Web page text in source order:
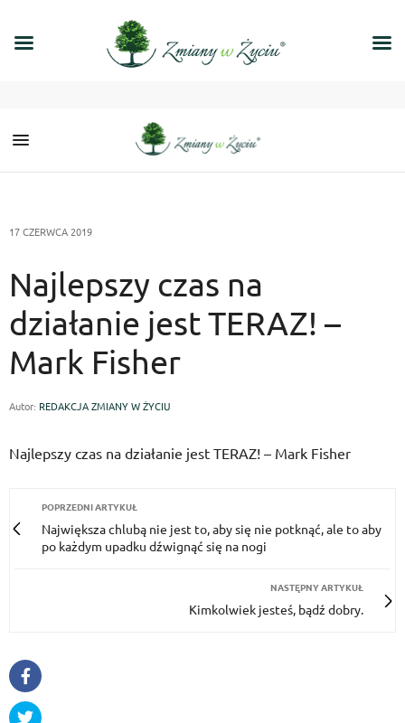
17 CZERWCA 2019
Najlepszy czas na
działanie jest TERAZ! –
Mark Fisher
Autor: REDAKCJA ZMIANY W ŻYCIU
Najlepszy czas na działanie jest TERAZ! – Mark Fisher
POPRZEDNI ARTYKUŁ
Największa chlubą nie jest to, aby się nie potknąć, ale to aby
po każdym upadku dźwignąć się na nogi
NASTĘPNY ARTYKUŁ
Kimkolwiek jesteś, bądź dobry.